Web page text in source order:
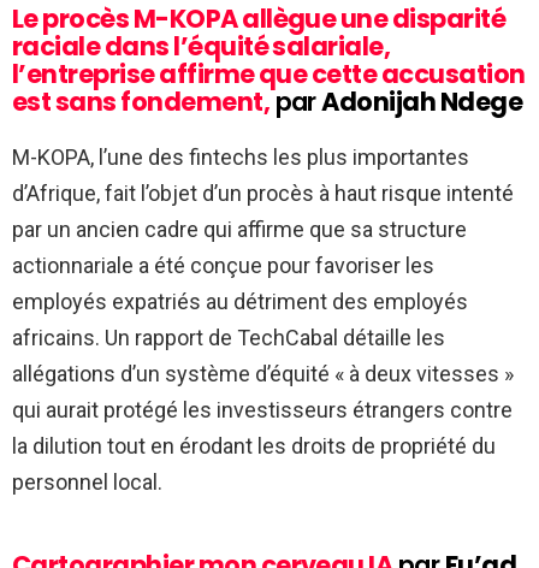
Le procès M-KOPA allègue une disparité
raciale dans l’équité salariale,
l’entreprise affirme que cette accusation
est sans fondement,parAdonijah Ndege
M-KOPA, l’une des fintechs les plus importantes
d’Afrique, fait l’objet d’un procès à haut risque intenté
par un ancien cadre qui affirme que sa structure
actionnariale a été conçue pour favoriser les
employés expatriés au détriment des employés
africains. Un rapport de TechCabal détaille les
allégations d’un système d’équité « à deux vitesses »
qui aurait protégé les investisseurs étrangers contre
la dilution tout en érodant les droits de propriété du
personnel local.